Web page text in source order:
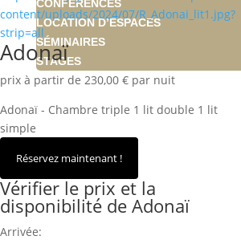
CONFÉRENCES
LOCATION D’ESPACES
SÉMINAIRES
STAGES
MARIAGES
CONTACT
content/uploads/2024/07/R_Adonai_lit1.jpg?
strip=all
Adonaï
prix à partir de 230,00 € par nuit
Adonaï - Chambre triple 1 lit double 1 lit
simple
Vérifier le prix et la
disponibilité de Adonaï
Arrivée: